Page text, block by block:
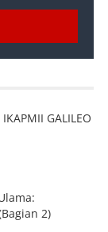
GALILEO
2)